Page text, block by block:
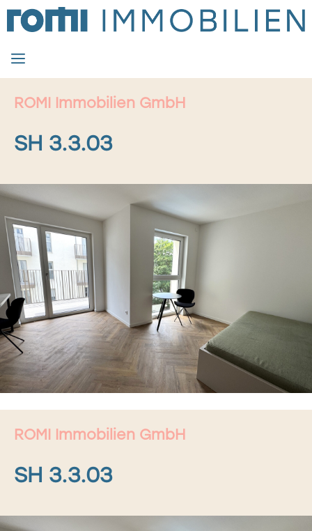
Zum
Inhalt
springen
MENÜ
ROMI Immobilien GmbH
SH 3.3.03
ROMI Immobilien GmbH
SH 3.3.03